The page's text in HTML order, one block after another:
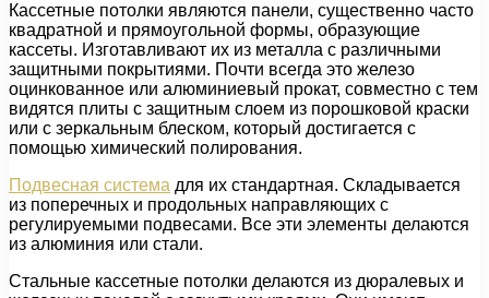
Кассетные потолки являются панели, существенно часто
квадратной и прямоугольной формы, образующие
кассеты. Изготавливают их из металла с различными
защитными покрытиями. Почти всегда это железо
оцинкованное или алюминиевый прокат, совместно с тем
видятся плиты с защитным слоем из порошковой краски
или с зеркальным блеском, который достигается с
помощью химический полирования.
Подвесная система для их стандартная. Складывается
из поперечных и продольных направляющих с
регулируемыми подвесами. Все эти элементы делаются
из алюминия или стали.
Стальные кассетные потолки делаются из дюралевых и